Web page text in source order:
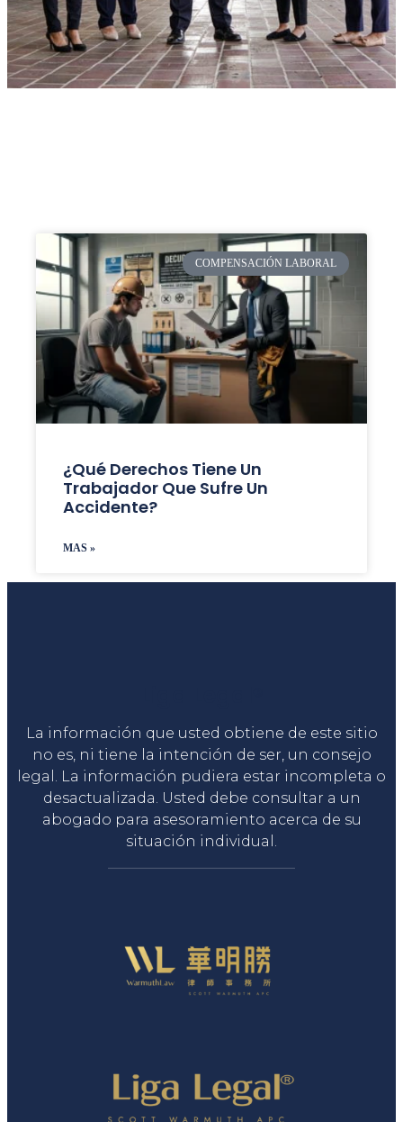
COMPENSACIÓN LABORAL
¿Qué Derechos Tiene Un
Trabajador Que Sufre Un
Accidente?
MAS »
La información que usted obtiene de este sitio
no es, ni tiene la intención de ser, un consejo
legal. La información pudiera estar incompleta o
desactualizada. Usted debe consultar a un
abogado para asesoramiento acerca de su
situación individual.